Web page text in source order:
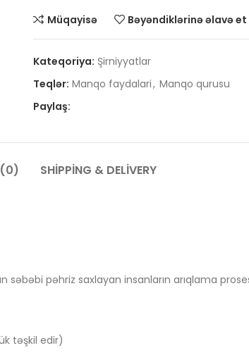
Müqayisə
Bəyəndiklərinə əlavə et
Kateqoriya: Şirniyyatlar
Teqlər: Manqo faydalari, Manqo qurusu
Paylaş:
(0) SHIPPING & DELIVERY
səbəbi pəhriz saxlayan insanların arıqlama
təşkil edir)